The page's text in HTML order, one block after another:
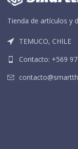
Tienda de artículos y
TEMUCO, CHILE
Contacto: +569